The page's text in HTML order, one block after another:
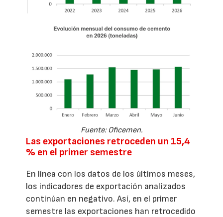
Fuente: Oficemen.
Las exportaciones retroceden un 15,4
% en el primer semestre
En línea con los datos de los últimos meses,
los indicadores de exportación analizados
continúan en negativo. Así, en el primer
semestre las exportaciones han retrocedido